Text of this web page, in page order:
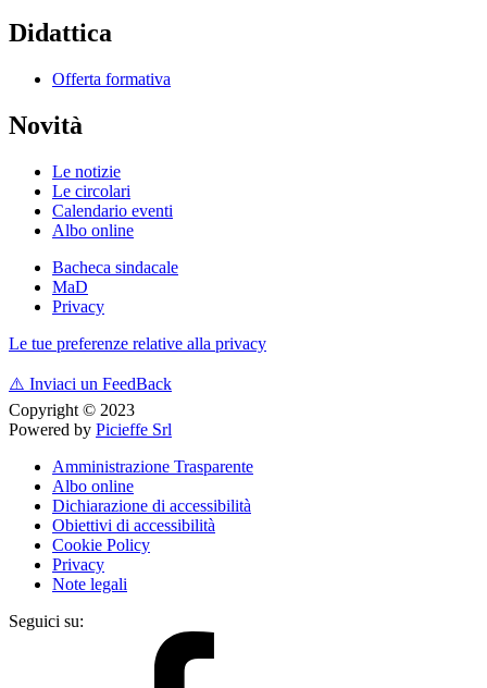
Didattica
Offerta formativa
Novità
Le notizie
Le circolari
Calendario eventi
Albo online
Bacheca sindacale
MaD
Privacy
Le tue preferenze relative alla privacy
⚠️ Inviaci un FeedBack
Copyright © 2023
Powered by Picieffe Srl
Amministrazione Trasparente
Albo online
Dichiarazione di accessibilità
Obiettivi di accessibilità
Cookie Policy
Privacy
Note legali
Seguici su: